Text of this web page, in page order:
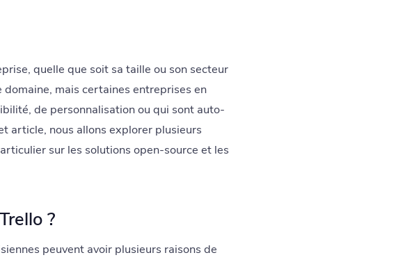
quelle que soit sa taille ou son secteur
mais certaines entreprises en
de personnalisation ou qui sont auto-
article, nous allons explorer plusieurs
sur les solutions open-source et les
?
peuvent avoir plusieurs raisons de